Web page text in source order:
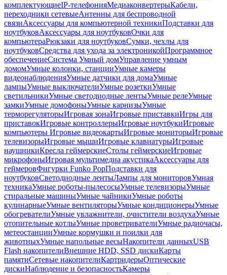
комплектующиеIP-телефонияМедиаконвертерыКабели,
переходники сетевыеАнтенны для беспроводной
связиАксессуары для компьютерной техникиПодставки для
ноутбуковАксессуары для ноутбуковОчки для
компьютераРюкзаки для ноутбуковСумки, чехлы для
ноутбуковСредства для ухода за электроникойПрограммное
обеспечениеСистема Умный домУправление умным
домомУмные колонки, станцииУмные камеры
видеонаблюденияУмные датчики для домаУмные
лампыУмные выключателиУмные розеткиУмные
светильникиУмные светодиодные лентыУмные релеУмные
замкиУмные домофоныУмные карнизыУмные
терморегуляторыИгровая зонаИгровые приставкиИгры для
приставокИгровые контроллерыИгровые ноутбукиИгровые
компьютеры Игровые видеокартыИгровые мониторыИгровые
телевизорыИгровые мышиИгровые клавиатурыИгровые
наушникиКресла геймерскиеСтолы геймерскиеИгровые
микрофоныИгровая мультимедиа акустикаАксессуары для
геймеровФигурки Funko PopПодставки для
ноутбуковСветодиодные лентыЛампы для мониторовУмная
техникаУмные роботы-пылесосыУмные телевизорыУмные
стиральные машиныУмные чайникиУмные роботы
кулинарныеУмные вентиляторыУмные кондиционерыУмные
обогревателиУмные увлажнители, очистители воздухаУмные
отопительные котлыУмные проветривателиУмные радиочасы,
метеостанцииУмные кормушки и поилки для
животныхУмные напольные весыНакопители данныхUSB
Flash накопителиВнешние HDD, SSD дискиКарты
памятиСетевые накопителиКартридерыОптические
дискиНаблюдение и безопасностьКамеры